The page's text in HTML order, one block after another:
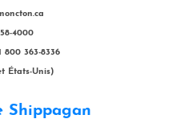
4000
800 363-8336
États-Unis)
Shippagan